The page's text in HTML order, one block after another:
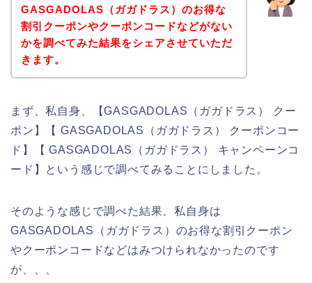
GASGADOLAS（ガガドラス）のお得な
割引クーポンやクーポンコードなどがない
かを調べてみた結果をシェアさせていただ
きます。
まず、私自身、【GASGADOLAS（ガガドラス） クー
ポン】【 GASGADOLAS（ガガドラス） クーポンコー
ド】【 GASGADOLAS（ガガドラス） キャンペーンコ
ード】という感じで調べてみることにしました。
そのような感じで調べた結果、私自身は
GASGADOLAS（ガガドラス）のお得な割引クーポン
やクーポンコードなどはみつけられなかったのです
が、、、